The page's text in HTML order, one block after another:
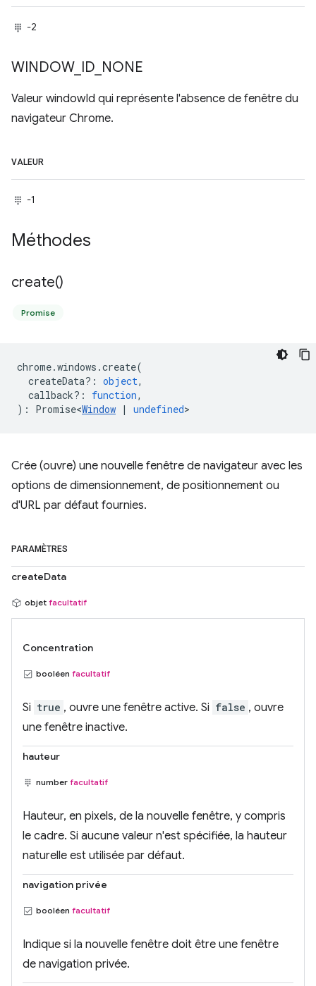
-2
WINDOW_ ID NONE
Valeur windowId qui représente l'absence de fenêtre du
navigateur Chrome.
VALEUR
-1
Méthodes
create()
Promise
chrome.windows .create(
createData? : object,
callback? : function,
) : Promise<Window | undefined>
Crée (ouvre) une nouvelle fenêtre de navigateur avec les
options de dimensionnement, de positionnement ou
d'URL par défaut fournies.
PARAMÈTRES
createData
objet facultatif
Concentration
booléen facultatif
Si true , ouvre une fenêtre active. Si false , ouvre
une fenêtre inactive.
hauteur
number facultatif
Hauteur, en pixels, de la nouvelle fenêtre, y compris
le cadre. Si aucune valeur n'est spécifiée, la hauteur
naturelle est utilisée par défaut.
navigation privée
booléen facultatif
Indique si la nouvelle fenêtre doit être une fenêtre
de navigation privée.